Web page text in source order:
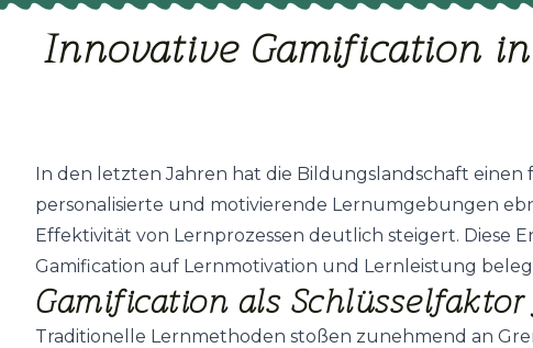
Innovative Gamification
In den letzten Jahren hat die Bildungslandschaft
personalisierte und motivierende Lernumgebungen
Effektivität von Lernprozessen deutlich steigert. Diese
Gamification auf Lernmotivation und Lernleistung
Gamification als
Traditionelle Lernmethoden stoßen zunehmend an